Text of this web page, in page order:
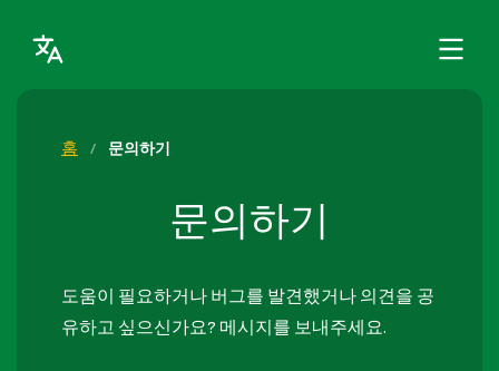
홈 / 문의하기
문의하기
도움이 필요하거나 버그를 발견했거나 의견을 공
유하고 싶으신가요? 메시지를 보내주세요.